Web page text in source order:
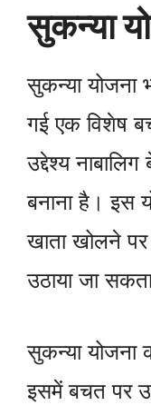
सुकन्या
सुकन्या योजना
गई एक विशेष
उद्देश्य
बनाना है। इस
खाता खोलने पर
उठाया जा
सुकन्या योजना
इसमें बचत पर